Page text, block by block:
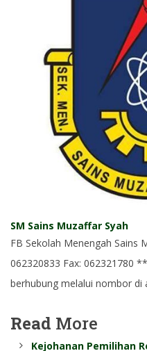
SM Sains Muzaffar Syah
FB Sekolah Menengah Sains
062320833 Fax: 062321780
berhubung melalui nombor di
Read More
Kejohanan Pemilihan